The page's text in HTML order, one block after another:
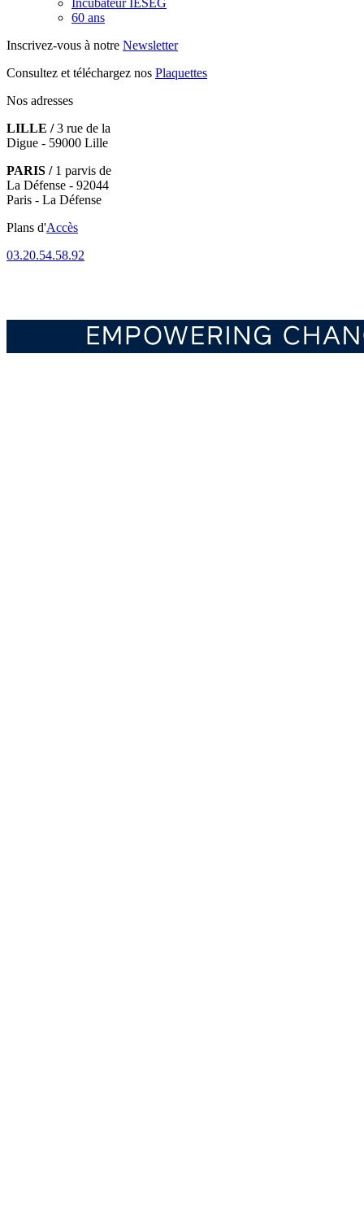
60 ans
Inscrivez-vous à notre Newsletter
Consultez et téléchargez nos Plaquettes
Nos adresses
LILLE /3 rue de la
Digue - 59000 Lille
PARIS /1 parvis de
La Défense - 92044
Paris - La Défense
Plans d'Accès
03.20.54.58.92